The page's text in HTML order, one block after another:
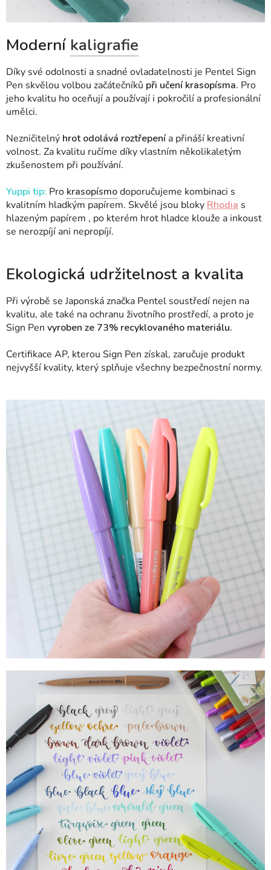
Moderní kaligrafie
Díky své odolnosti a snadné ovladatelnosti je Pentel Sign
Pen skvělou volbou začátečníků při učení krasopísma. Pro
jeho kvalitu ho oceňují a používají i pokročilí a profesionální
umělci.
Nezničitelný hrot odolává roztřepenía přináší kreativní
volnost. Za kvalitu ručíme díky vlastním několikaletým
zkušenostem při používání.
Yuppi tip: Pro krasopísmodoporučujeme kombinaci s
kvalitním hladkým papírem. Skvělé jsou bloky Rhodia s
hlazeným papírem , po kterém hrot hladce klouže a inkoust
se nerozpíjí ani nepropíjí.
Ekologická udržitelnost a kvalita
Při výrobě se Japonská značka Pentel soustředí nejen na
kvalitu, ale také na ochranu životního prostředí, a proto je
Sign Pen vyroben ze 73% recyklovaného materiálu.
Certifikace AP, kterou Sign Pen získal, zaručuje produkt
nejvyšší kvality, který splňuje všechny bezpečnostní normy.